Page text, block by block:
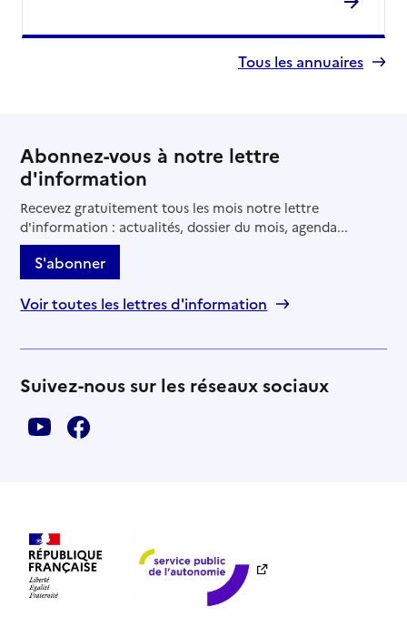
Tous les annuaires
Abonnez-vous à notre lettre
d'information
Recevez gratuitement tous les mois notre lettre
d'information : actualités, dossier du mois, agenda...
S'abonner
Voir toutes les lettres d'information
Suivez-nous sur les réseaux sociaux